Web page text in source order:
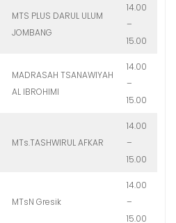
MTS PLUS DARUL ULUM
JOMBANG
14.00
–
15.00
MADRASAH TSANAWIYAH
AL IBROHIMI
14.00
–
15.00
MTs.TASHWIRUL AFKAR
14.00
–
15.00
MTsN Gresik
14.00
–
15.00